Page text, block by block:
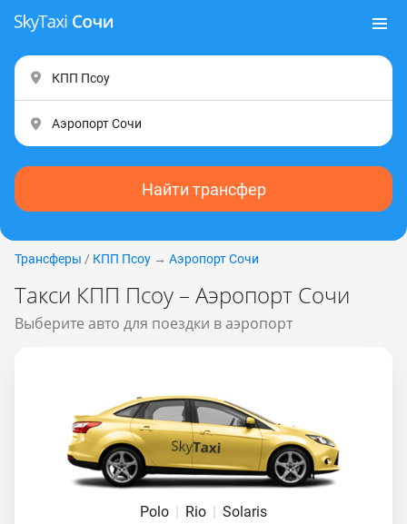
Найти трансфер
Трансферы / КПП Псоу → Аэропорт Сочи
Такси КПП Псоу – Аэропорт Сочи
Выберите авто для поездки в аэропорт
Polo | Rio | Solaris